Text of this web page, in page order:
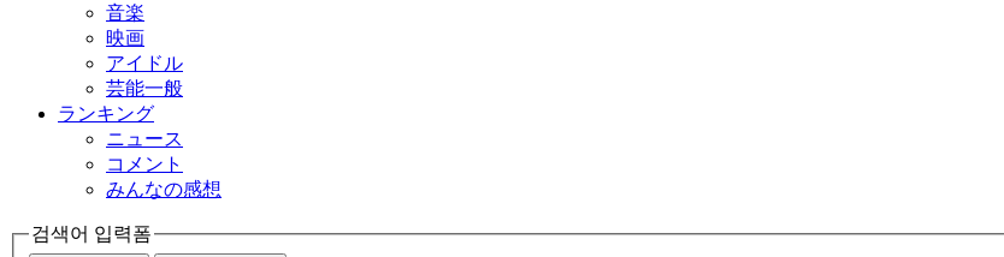
音楽
映画
アイドル
芸能一般
ランキング
ニュース
コメント
みんなの感想
검색어 입력폼